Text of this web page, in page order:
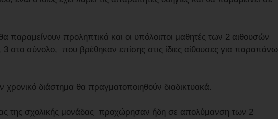
παραμείνουν προληπτικά και οι υπόλοιποι μαθητές των 2 αιθουσών
3 στο σύνολο, που βρέθηκαν επίσης στις ίδιες αίθουσες για παραπάνω
διάστημα θα πραγματοποιηθούν διαδικτυακά.
της σχολικής μονάδας προχώρησαν ήδη σε απολύμανση των 2